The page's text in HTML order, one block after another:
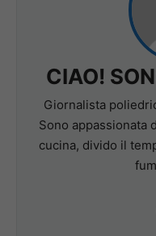
CIAO!
Giornalista
Sono appassionata
cucina, divido il